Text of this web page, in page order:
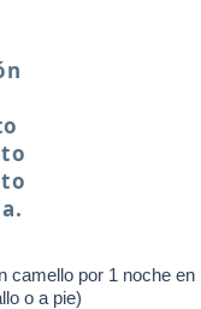
camello por 1 noche en
o a pie)